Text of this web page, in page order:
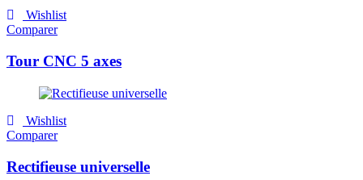
Wishlist
Comparer
Tour CNC 5 axes
Wishlist
Comparer
Rectifieuse universelle